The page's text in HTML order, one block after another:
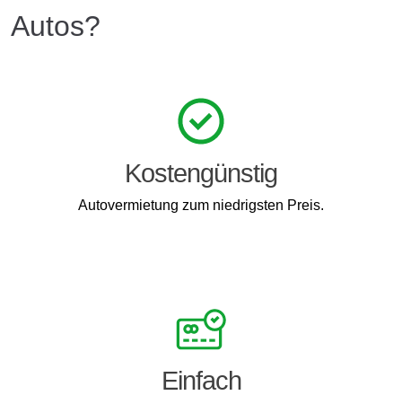
Autos?
Kostengünstig
Autovermietung zum niedrigsten Preis.
Einfach